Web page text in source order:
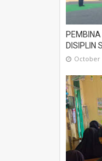
DISIPLIN
October